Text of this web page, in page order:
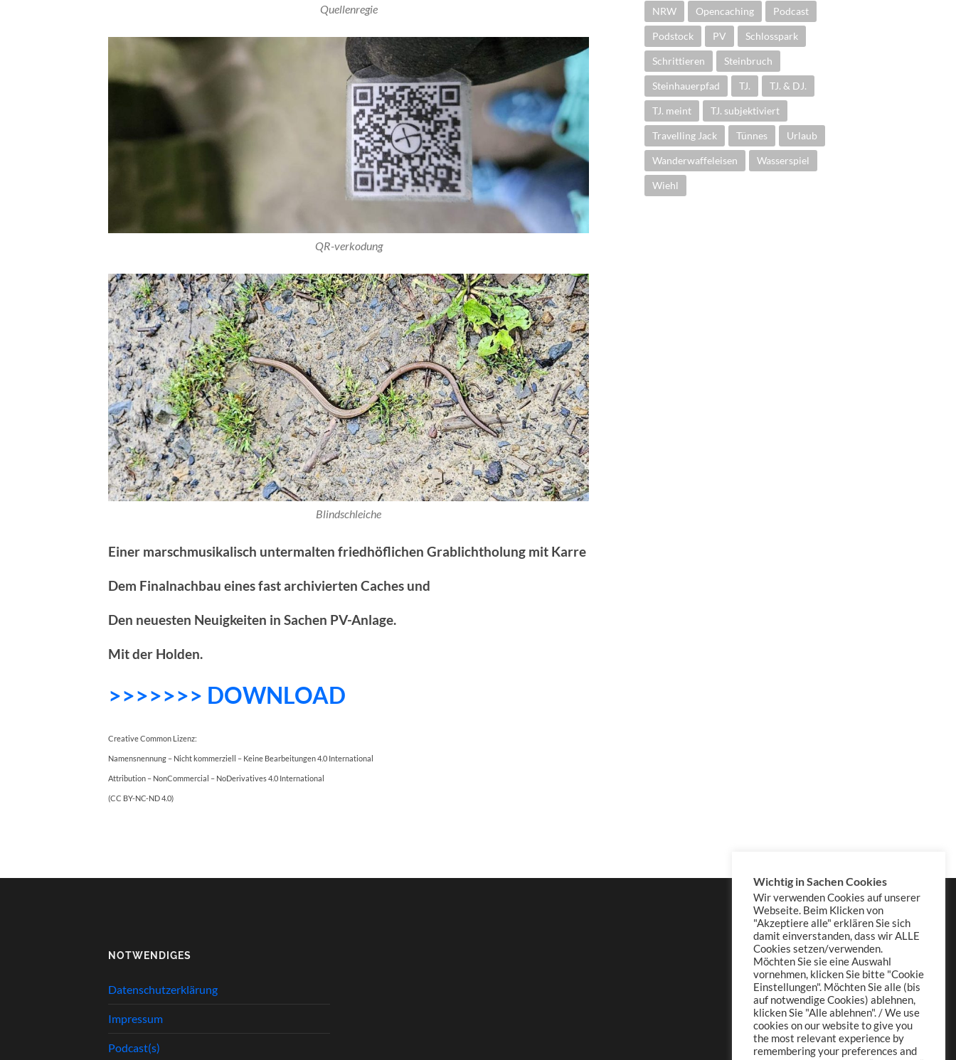
Quellenregie
QR-verkodung
Blindschleiche
Einer marschmusikalisch untermalten friedhöflichen Grablichtholung mit Karre
Dem Finalnachbau eines fast archivierten Caches und
Den neuesten Neuigkeiten in Sachen PV-Anlage.
Mit der Holden.
>>>>>>> DOWNLOAD
Creative Common Lizenz:
Namensnennung – Nicht kommerziell – Keine Bearbeitungen 4.0 International
Attribution – NonCommercial – NoDerivatives 4.0 International
(CC BY-NC-ND 4.0)
NRW Opencaching Podcast
Podstock PV Schlosspark
Schrittieren Steinbruch
Steinhauerpfad TJ. TJ. & DJ.
TJ. meint TJ. subjektiviert
Travelling Jack Tünnes Urlaub
Wanderwaffeleisen Wasserspiel
Wiehl
NOTWENDIGES
Datenschutzerklärung
Impressum
Podcast(s)
Wichtig in Sachen Cookies
Wir verwenden Cookies auf unserer
Webseite. Beim Klicken von
"Akzeptiere alle" erklären Sie sich
damit einverstanden, dass wir ALLE
Cookies setzen/verwenden.
Möchten Sie sie eine Auswahl
vornehmen, klicken Sie bitte "Cookie
Einstellungen". Möchten Sie alle (bis
auf notwendige Cookies) ablehnen,
klicken Sie "Alle ablehnen". / We use
cookies on our website to give you
the most relevant experience by
remembering your preferences and